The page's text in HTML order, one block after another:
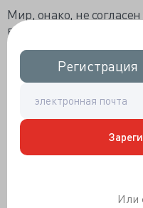
Регистрация
Регистрация
Или
Мир, онако, не
в терапевтическом
болезни в 1908 году,
дано швейцарским
Ранее эскулапы
швейцарского доктора
деменция, а где
«шизофрения» -
отражало
шизофрениками, но